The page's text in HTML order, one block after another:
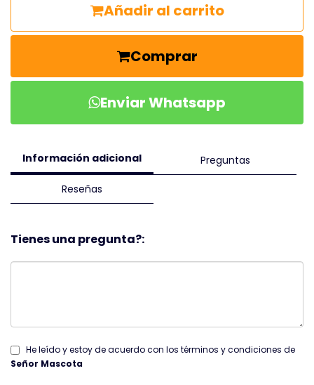
Añadir al carrito
Comprar
Enviar Whatsapp
Información adicional Preguntas
Reseñas
Tienes una pregunta?:
He leído y estoy de acuerdo con los términos y condiciones de
Señor Mascota